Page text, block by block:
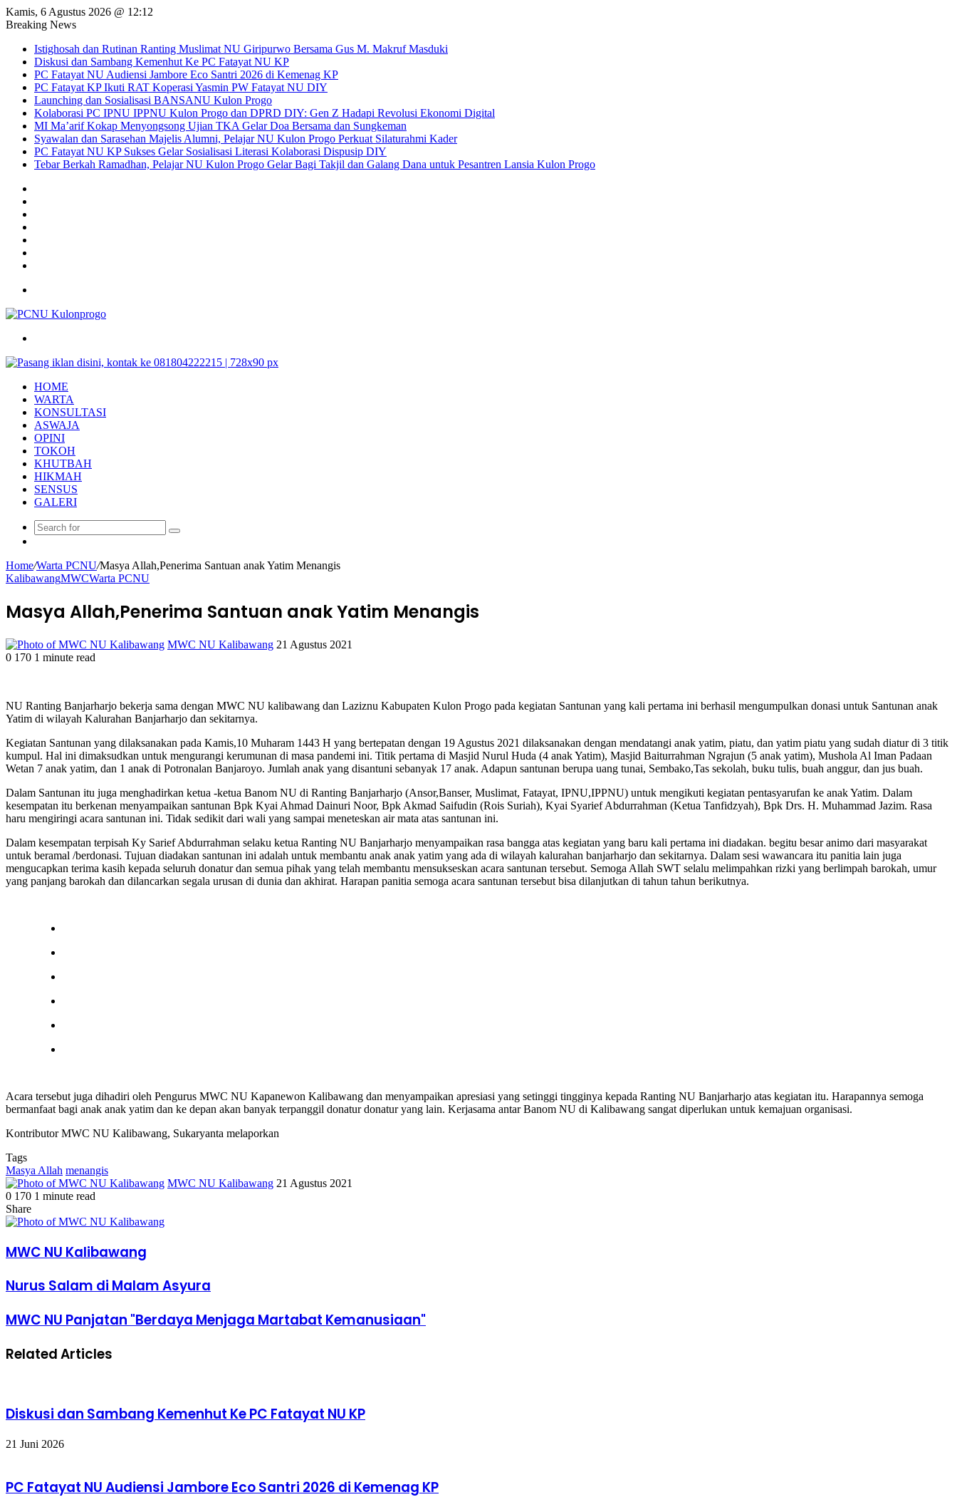
Kamis, 6 Agustus 2026 @ 12:12
Breaking News
Istighosah dan Rutinan Ranting Muslimat NU Giripurwo Bersama Gus M. Makruf Masduki
Diskusi dan Sambang Kemenhut Ke PC Fatayat NU KP
PC Fatayat NU Audiensi Jambore Eco Santri 2026 di Kemenag KP
PC Fatayat KP Ikuti RAT Koperasi Yasmin PW Fatayat NU DIY
Launching dan Sosialisasi BANSANU Kulon Progo
Kolaborasi PC IPNU IPPNU Kulon Progo dan DPRD DIY: Gen Z Hadapi Revolusi Ekonomi Digital
MI Ma’arif Kokap Menyongsong Ujian TKA Gelar Doa Bersama dan Sungkeman
Syawalan dan Sarasehan Majelis Alumni, Pelajar NU Kulon Progo Perkuat Silaturahmi Kader
PC Fatayat NU KP Sukses Gelar Sosialisasi Literasi Kolaborasi Dispusip DIY
Tebar Berkah Ramadhan, Pelajar NU Kulon Progo Gelar Bagi Takjil dan Galang Dana untuk Pesantren Lansia Kulon Progo
HOME
WARTA
KONSULTASI
ASWAJA
OPINI
TOKOH
KHUTBAH
HIKMAH
SENSUS
GALERI
Search
Home/Warta PCNU/Masya Allah,Penerima Santuan anak Yatim Menangis
KalibawangMWCWarta PCNU
Masya Allah,Penerima Santuan anak Yatim Menangis
MWC NU Kalibawang Send
21 Agustus 2021
0 170 1 minute read
NU Ranting Banjarharjo bekerja sama dengan MWC NU kalibawang dan Laziznu Kabupaten Kulon Progo pada kegiatan Santunan yang kali pertama ini berhasil mengumpulkan donasi untuk Santunan anak
Yatim di wilayah Kalurahan Banjarharjo dan sekitarnya.
Kegiatan Santunan yang dilaksanakan pada Kamis,10 Muharam 1443 H yang bertepatan dengan 19 Agustus 2021 dilaksanakan dengan mendatangi anak yatim, piatu, dan yatim piatu yang sudah diatur di 3 titik
kumpul. Hal ini dimaksudkan untuk mengurangi kerumunan di masa pandemi ini. Titik pertama di Masjid Nurul Huda (4 anak Yatim), Masjid Baiturrahman Ngrajun (5 anak yatim), Mushola Al Iman Padaan
Wetan 7 anak yatim, dan 1 anak di Potronalan Banjaroyo. Jumlah anak yang disantuni sebanyak 17 anak. Adapun santunan berupa uang tunai, Sembako,Tas sekolah, buku tulis, buah anggur, dan jus buah.
Dalam Santunan itu juga menghadirkan ketua -ketua Banom NU di Ranting Banjarharjo (Ansor,Banser, Muslimat, Fatayat, IPNU,IPPNU) untuk mengikuti kegiatan pentasyarufan ke anak Yatim. Dalam
kesempatan itu berkenan menyampaikan santunan Bpk Kyai Ahmad Dainuri Noor, Bpk Akmad Saifudin (Rois Suriah), Kyai Syarief Abdurrahman (Ketua Tanfidzyah), Bpk Drs. H. Muhammad Jazim. Rasa
haru mengiringi acara santunan ini. Tidak sedikit dari wali yang sampai meneteskan air mata atas santunan ini.
Dalam kesempatan terpisah Ky Sarief Abdurrahman selaku ketua Ranting NU Banjarharjo menyampaikan rasa bangga atas kegiatan yang baru kali pertama ini diadakan. begitu besar animo dari masyarakat
untuk beramal /berdonasi. Tujuan diadakan santunan ini adalah untuk membantu anak anak yatim yang ada di wilayah kalurahan banjarharjo dan sekitarnya. Dalam sesi wawancara itu panitia lain juga
mengucapkan terima kasih kepada seluruh donatur dan semua pihak yang telah membantu mensukseskan acara santunan tersebut. Semoga Allah SWT selalu melimpahkan rizki yang berlimpah barokah, umur
yang panjang barokah dan dilancarkan segala urusan di dunia dan akhirat. Harapan panitia semoga acara santunan tersebut bisa dilanjutkan di tahun tahun berikutnya.
Acara tersebut juga dihadiri oleh Pengurus MWC NU Kapanewon Kalibawang dan menyampaikan apresiasi yang setinggi tingginya kepada Ranting NU Banjarharjo atas kegiatan itu. Harapannya semoga
bermanfaat bagi anak anak yatim dan ke depan akan banyak terpanggil donatur donatur yang lain. Kerjasama antar Banom NU di Kalibawang sangat diperlukan untuk kemajuan organisasi.
Kontributor MWC NU Kalibawang, Sukaryanta melaporkan
Tags
Masya Allah menangis
MWC NU Kalibawang Send
21 Agustus 2021
0 170 1 minute read
Facebook
Twitter
LinkedIn
Tumblr
Pinterest
Share
Facebook
Twitter
LinkedIn
Tumblr
Pinterest
Share
Email
Print
MWC NU Kalibawang
Nurus Salam di Malam Asyura
MWC NU Panjatan "Berdaya Menjaga Martabat Kemanusiaan"
Related Articles
Diskusi dan Sambang Kemenhut Ke PC Fatayat NU KP
21 Juni 2026
PC Fatayat NU Audiensi Jambore Eco Santri 2026 di Kemenag KP